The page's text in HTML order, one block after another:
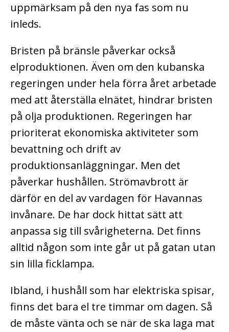
uppmärksam på den nya fas som nu
inleds.
Bristen på bränsle påverkar också
elproduktionen. Även om den kubanska
regeringen under hela förra året arbetade
med att återställa elnätet, hindrar bristen
på olja produktionen. Regeringen har
prioriterat ekonomiska aktiviteter som
bevattning och drift av
produktionsanläggningar. Men det
påverkar hushållen. Strömavbrott är
därför en del av vardagen för Havannas
invånare. De har dock hittat sätt att
anpassa sig till svårigheterna. Det finns
alltid någon som inte går ut på gatan utan
sin lilla ficklampa.
Ibland, i hushåll som har elektriska spisar,
finns det bara el tre timmar om dagen. Så
de måste vänta och se när de ska laga mat